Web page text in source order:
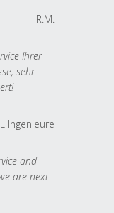
R.M.
Ihrer
sehr
Ingenieure
and
are next